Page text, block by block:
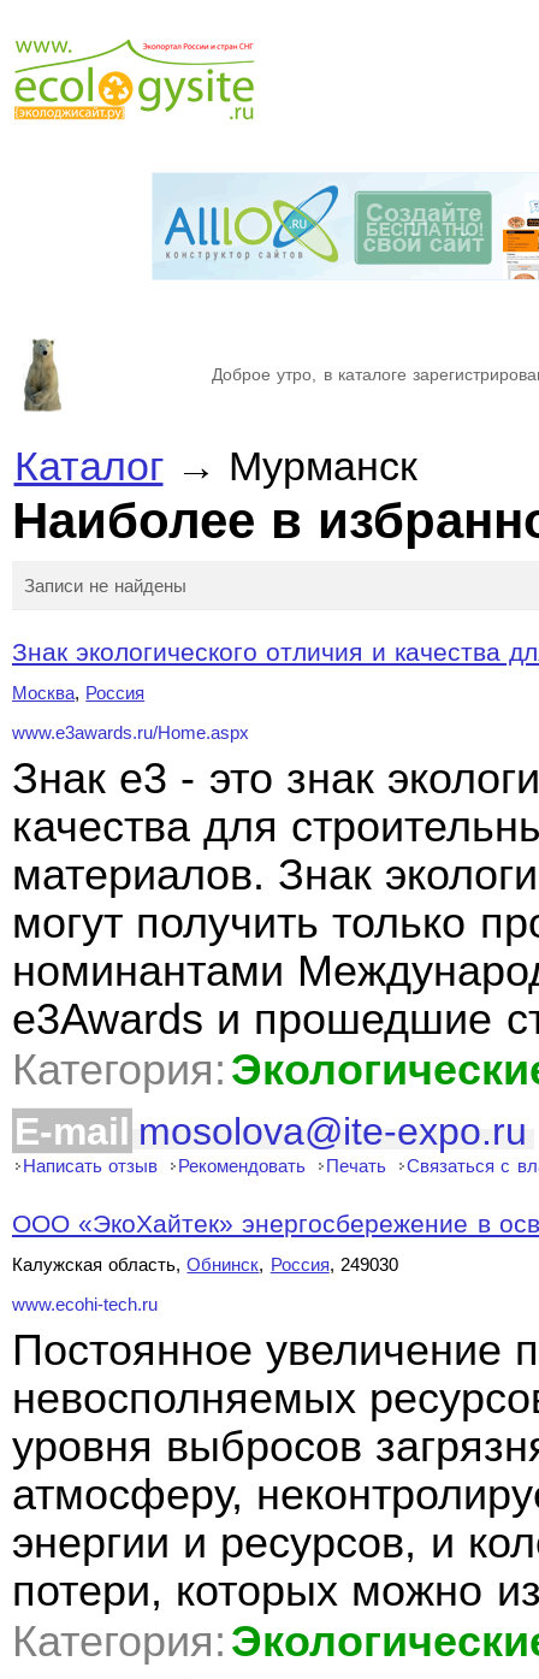
Доброе утро, в каталоге
Каталог→ Мурманск
Наиболее в
Записи не найдены
Знак экологического отличия и качества
Москва, Россия
www.e3awards.ru/Home.aspx
Знак e3 - это знак
качества для
материалов. Знак
могут получить только
номинантами
e3Awards и прошедшие
Категория:
E-mail mosolova@ite-expo.ru
Написать отзыв Рекомендовать Печать Связаться с
ООО «ЭкоХайтек» энергосбережение в
Калужская область,Обнинск, Россия, 249030
www.ecohi-tech.ru
Постоянное увеличение
невосполняемых
уровня выбросов
атмосферу,
энергии и ресурсов, и
потери, которых можно
Категория: